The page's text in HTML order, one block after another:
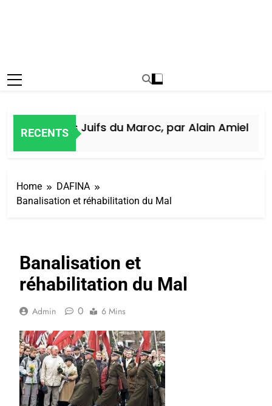
RECENTS
Histoire des Juifs du Maroc, par Alain Amiel
Home
DAFINA
Banalisation et réhabilitation du Mal
Banalisation et
réhabilitation du Mal
Admin 0 6 Mins